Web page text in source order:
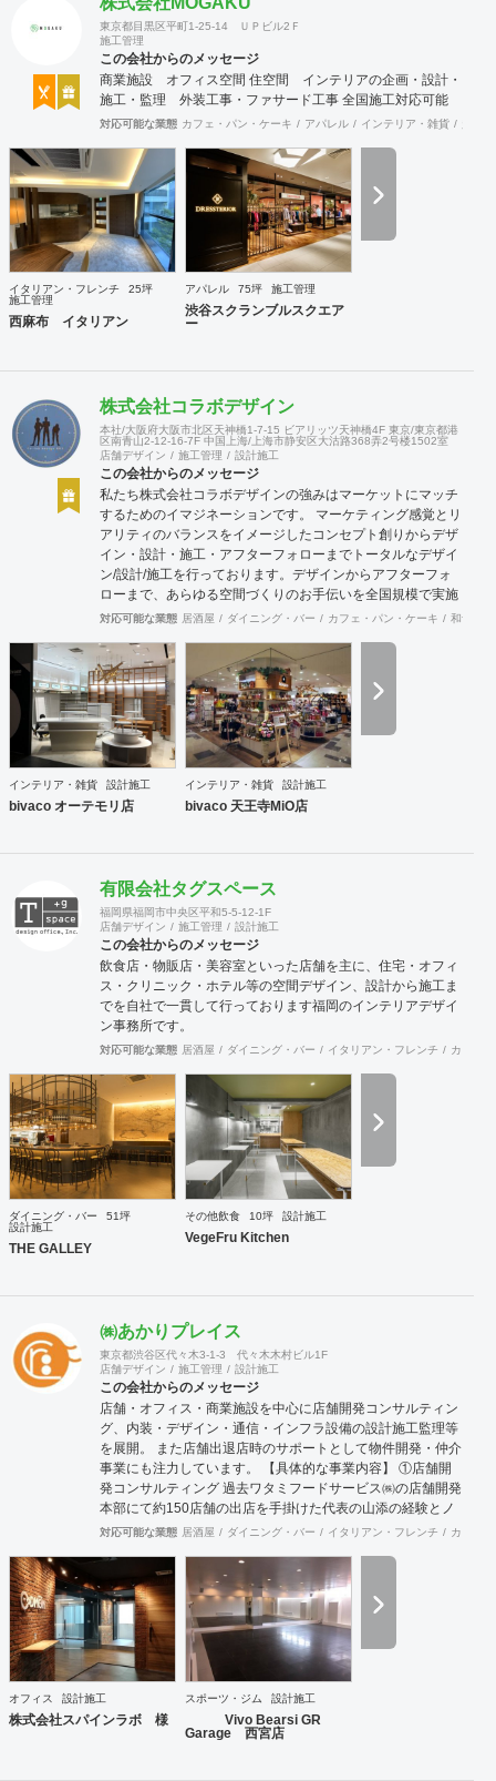
東京都目黒区平町1-25-14 ＵＰビル2Ｆ
施工管理
この会社からのメッセージ
商業施設 オフィス空間 住空間 インテリアの企画・設計・
施工・監理 外装工事・ファサード工事 全国施工対応可能
対応可能な業態 カフェ・パン・ケーキ アパレル インテリア・雑貨
イタリアン・フレンチ
25坪
施工管理
西麻布 イタリアン
アパレル 75坪 施工管理
渋谷スクランブルスクエア
ー
株式会社コラボデザイン
本社/大阪府大阪市北区天神橋1-7-15 ビアリッツ天神橋4F 東京/東京都港
区南青山2-12-16-7F 中国上海/上海市静安区大沽路368弄2号楼1502室
店舗デザイン
施工管理 設計施工
この会社からのメッセージ
私たち株式会社コラボデザインの強みはマーケットにマッチ
するためのイマジネーションです。 マーケティング感覚とリ
アリティのバランスをイメージしたコンセプト創りからデザ
イン・設計・施工・アフターフォローまでトータルなデザイ
ン/設計/施工を行っております。デザインからアフターフォ
ローまで、あらゆる空間づくりのお手伝いを全国規模で実施
できます。上海にもオフィスがございますので、中国での実
対応可能な業態 居酒屋 ダイニング・バー カフェ・パン・ケーキ 和食・
インテリア・雑貨 設計施工
bivaco オーテモリ店
インテリア・雑貨 設計施工
bivaco 天王寺MiO店
有限会社タグスペース
福岡県福岡市中央区平和5-5-12-1F
店舗デザイン
施工管理 設計施工
この会社からのメッセージ
飲食店・物販店・美容室といった店舗を主に、住宅・オフィ
ス・クリニック・ホテル等の空間デザイン、設計から施工ま
でを自社で一貫して行っております福岡のインテリアデザイ
ン事務所です。
対応可能な業態 居酒屋 ダイニング・バー イタリアン・フレンチ カフェ
ダイニング・バー
51坪
設計施工
THE GALLEY
その他飲食 10坪 設計施工
VegeFru Kitchen
㈱あかりプレイス
東京都渋谷区代々木3-1-3 代々木木村ビル1F
店舗デザイン
施工管理 設計施工
この会社からのメッセージ
店舗・オフィス・商業施設を中心に店舗開発コンサルティン
グ、内装・デザイン・通信・インフラ設備の設計施工監理等
を展開。 また店舗出退店時のサポートとして物件開発・仲介
事業にも注力しています。 【具体的な事業内容】 ①店舗開
発コンサルティング 過去ワタミフードサービス㈱の店舗開発
本部にて約150店舗の出店を手掛けた代表の山添の経験とノ
ウハウが凝縮した事業。 物件開発だけではなく、店舗の出店
に関わる全ての業務をトータル的にサポート致します。 ②内
装工事・施工監理 会社設立から36年目という豊富な経験実
績により、高い技術を持った職人と経験豊富な現場監理によ
り、店舗デザイン設計から施工監理までを一括してワンスト
ップでご提供いたします。 ③不動産仲介（店舗・オフィス仲
介、サブリース） 多くの出退店に携わってきたネットワーク
全国のオフィスビルや店舗物件の情報を集約し、出店希望の
多い都心部、郊外主要駅をはじめ、ロードサイドの主要幹線
対応可能な業態 居酒屋 ダイニング・バー イタリアン・フレンチ カフェ
オフィス 設計施工
株式会社スパインラボ 様
スポーツ・ジム 設計施工
Vivo Bearsi GR
Garage 西宮店